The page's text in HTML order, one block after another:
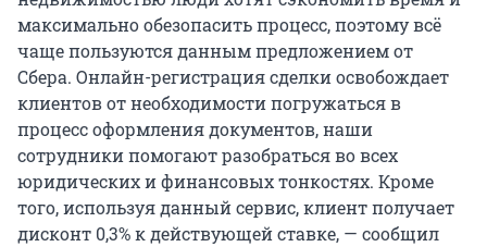
максимально обезопасить процесс, поэтому всё
чаще пользуются данным предложением от
Сбера. Онлайн-регистрация сделки освобождает
клиентов от необходимости погружаться в
процесс оформления документов, наши
сотрудники помогают разобраться во всех
юридических и финансовых тонкостях. Кроме
того, используя данный сервис, клиент получает
дисконт 0,3% к действующей ставке, — сообщил